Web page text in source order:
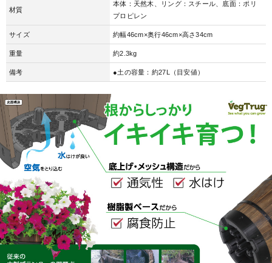
材質
本体：天然木、リング：スチール、底面：ポリ
プロピレン
サイズ 約幅46cm×奥行46cm×高さ34cm
重量 約2.3kg
備考 ●土の容量：約27L（目安値）